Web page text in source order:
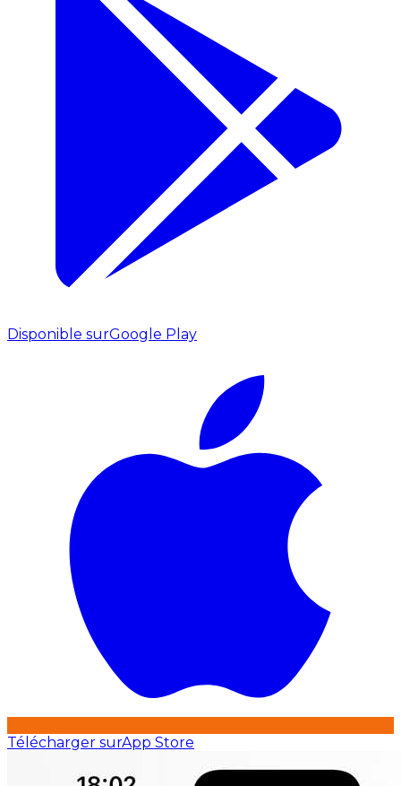
Disponible surGoogle Play
Télécharger surApp Store